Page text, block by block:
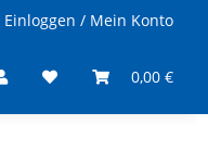
Einloggen / Mein Konto
0,00 €